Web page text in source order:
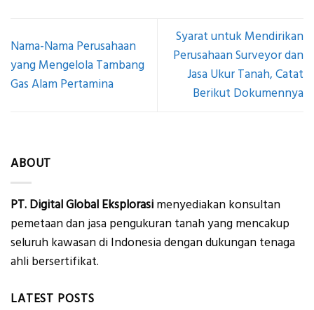
Nama-Nama Perusahaan
yang Mengelola Tambang
Gas Alam Pertamina
Syarat untuk Mendirikan
Perusahaan Surveyor dan
Jasa Ukur Tanah, Catat
Berikut Dokumennya
ABOUT
PT. Digital Global Eksplorasi menyediakan konsultan
pemetaan dan jasa pengukuran tanah yang mencakup
seluruh kawasan di Indonesia dengan dukungan tenaga
ahli bersertifikat.
LATEST POSTS